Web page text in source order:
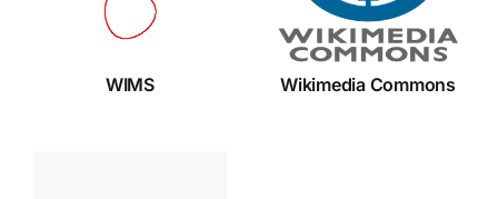
WIMS Wikimedia Commons